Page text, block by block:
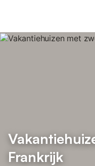
Frankrijk